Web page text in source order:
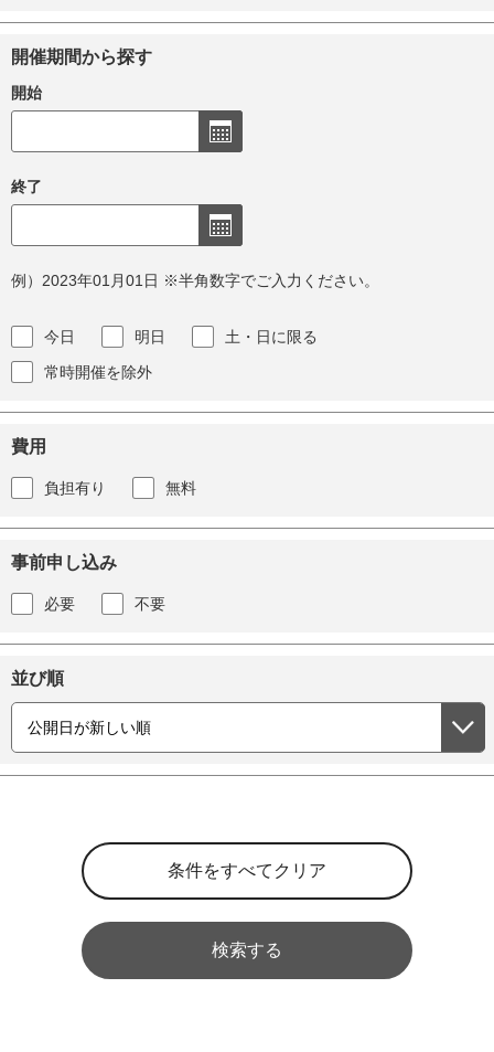
開催期間から探す
開始
終了
例）2023年01月01日 ※半角数字でご入力ください。
今日 明日
土・日に限る
常時開催を除外
費用
負担有り 無料
事前申し込み
必要 不要
並び順
検索する